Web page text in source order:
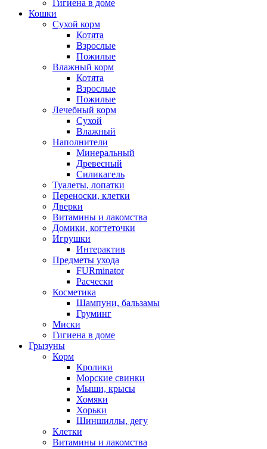
Гигиена в доме
Кошки
Сухой корм
Котята
Взрослые
Пожилые
Влажный корм
Котята
Взрослые
Пожилые
Лечебный корм
Сухой
Влажный
Наполнители
Минеральный
Древесный
Силикагель
Туалеты, лопатки
Переноски, клетки
Дверки
Витамины и лакомства
Домики, когтеточки
Игрушки
Интерактив
Предметы ухода
FURminator
Расчески
Косметика
Шампуни, бальзамы
Груминг
Миски
Гигиена в доме
Грызуны
Корм
Кролики
Морские свинки
Мыши, крысы
Хомяки
Хорьки
Шиншиллы, дегу
Клетки
Витамины и лакомства